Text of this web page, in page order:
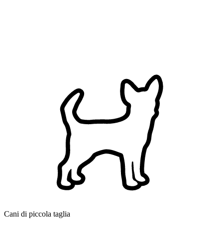
Cani di piccola taglia